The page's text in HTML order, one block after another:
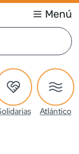
Menú
Atlántico